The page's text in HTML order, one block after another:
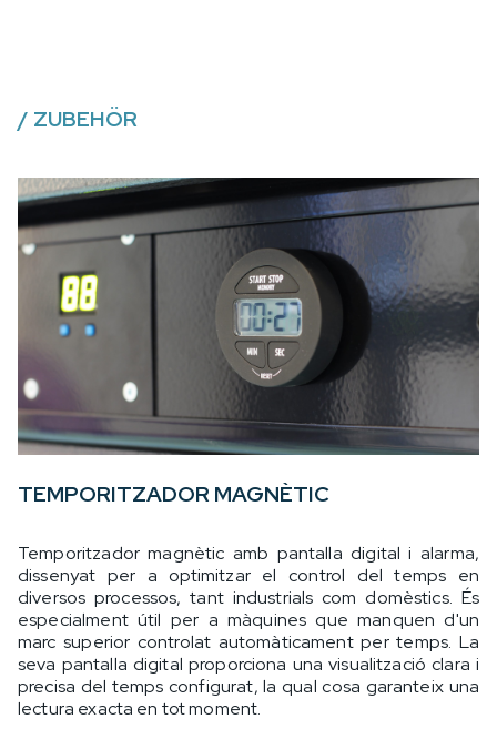
/ ZUBEHÖR
TEMPORITZADOR MAGNÈTIC
Temporitzador magnètic amb pantalla digital i alarma,
dissenyat per a optimitzar el control del temps en
diversos processos, tant industrials com domèstics. És
especialment útil per a màquines que manquen d'un
marc superior controlat automàticament per temps. La
seva pantalla digital proporciona una visualització clara i
precisa del temps configurat, la qual cosa garanteix una
lectura exacta en tot moment.